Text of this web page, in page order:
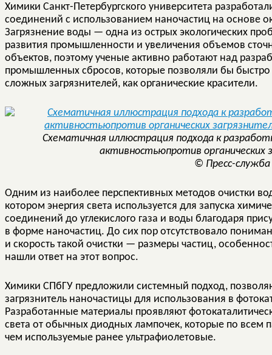
Химики Санкт-Петербургского университета
соединений с использованием наночастиц на основе
Загрязнение воды — одна из острых экологических
развития промышленности и увеличения объемов
объектов, поэтому ученые активно работают над
промышленных сбросов, которые позволяли бы быстро
сложных загрязнителей, как органические красители.
Схематичная иллюстрация подхода к
активностьюпротив органических
© Пресс-
Одним из наиболее перспективных методов очистки
котором энергия света используется для запуска
соединений до углекислого газа и воды благодаря
в форме наночастиц. До сих пор отсутствовало
и скорость такой очистки — размеры частиц,
нашли ответ на этот вопрос.
Химики СПбГУ предложили системный подход,
загрязнитель наночастицы для использования в
Разработанные материалы проявляют
света от обычных диодных лампочек, которые по всем
чем используемые ранее ультрафиолетовые.